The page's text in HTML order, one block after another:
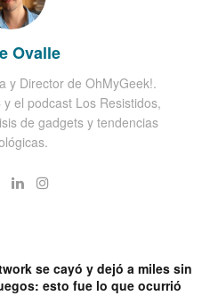
Ovalle
y Director de OhMyGeek!.
el podcast Los Resistidos,
de gadgets y tendencias
se cayó y dejó a miles sin
esto fue lo que ocurrió